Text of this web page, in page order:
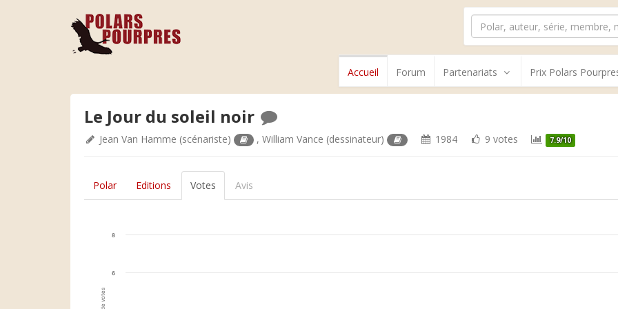
Accueil Forum Partenariats Prix Polars
Le Jour du soleil noir
Jean Van Hamme (scénariste) ,William Vance (dessinateur) 1984 9 votes 7.9/10
Polar Editions Votes Avis
6
8